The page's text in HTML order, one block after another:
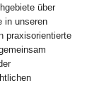
über
in unseren
praxisorientierte